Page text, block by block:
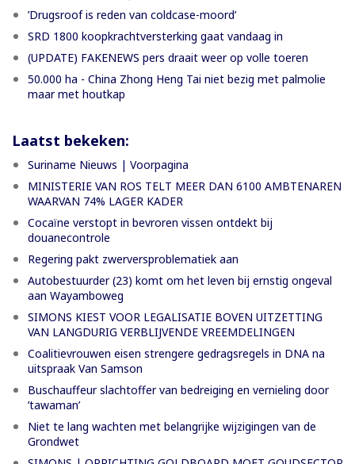
’Drugsroof is reden van coldcase-moord’
SRD 1800 koopkrachtversterking gaat vandaag in
(UPDATE) FAKENEWS pers draait weer op volle toeren
50.000 ha - China Zhong Heng Tai niet bezig met palmolie
maar met houtkap
Laatst bekeken:
Suriname Nieuws | Voorpagina
MINISTERIE VAN ROS TELT MEER DAN 6100 AMBTENAREN
WAARVAN 74% LAGER KADER
Cocaïne verstopt in bevroren vissen ontdekt bij
douanecontrole
Regering pakt zwerversproblematiek aan
Autobestuurder (23) komt om het leven bij ernstig ongeval
aan Wayamboweg
SIMONS KIEST VOOR LEGALISATIE BOVEN UITZETTING
VAN LANGDURIG VERBLIJVENDE VREEMDELINGEN
Coalitievrouwen eisen strengere gedragsregels in DNA na
uitspraak Van Samson
Buschauffeur slachtoffer van bedreiging en vernieling door
’tawaman’
Niet te lang wachten met belangrijke wijzigingen van de
Grondwet